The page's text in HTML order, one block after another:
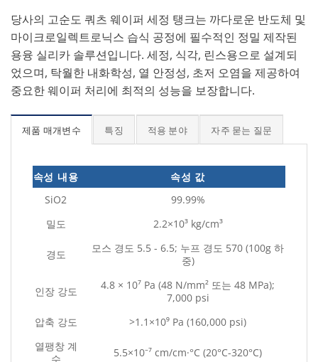
당사의 고순도 쿼츠 웨이퍼 세정 탱크는 까다로운 반도체 및
마이크로일렉트로닉스 습식 공정에 필수적인 정밀 제작된
용융 실리카 솔루션입니다. 세정, 식각, 린스용으로 설계되
었으며, 탁월한 내화학성, 열 안정성, 초저 오염을 제공하여
중요한 웨이퍼 처리에 최적의 성능을 보장합니다.
제품 매개변수 특징 적용 분야 자주 묻는 질문
속성 내용
속성 값
SiO2
99.99%
밀도
2.2×10³ kg/cm³
경도
모스 경도 5.5 - 6.5; 누프 경도 570 (100g 하
중)
인장 강도
4.8 × 10⁷ Pa (48 N/mm² 또는 48 MPa);
7,000 psi
압축 강도
>1.1×10⁹ Pa (160,000 psi)
열팽창 계
수
5.5×10⁻⁷ cm/cm·°C (20°C-320°C)